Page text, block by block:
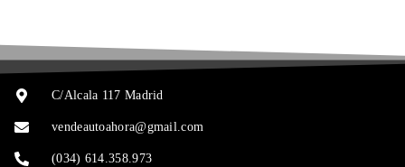
C/Alcala 117 Madrid
vendeautoahora@gmail.com
(034) 614.358.973